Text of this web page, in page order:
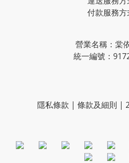
付款服務方
營業名稱：棠
統一編號：
隱私條款 | 條款及細則 |